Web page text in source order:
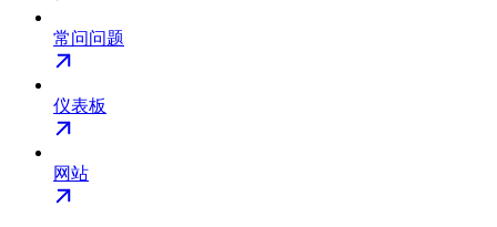
常问问题
仪表板
网站